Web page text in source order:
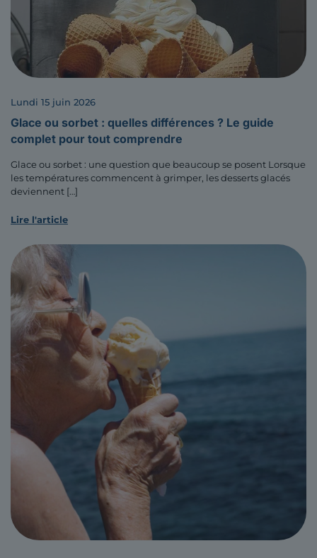
lundi 15 juin 2026
Glace ou sorbet : quelles différences ? Le guide
complet pour tout comprendre
Glace ou sorbet : une question que beaucoup se posent Lorsque
les températures commencent à grimper, les desserts glacés
deviennent […]
Lire l'article